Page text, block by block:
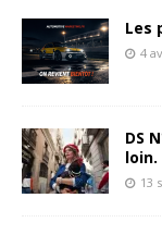
Les
4
DS
loin.
13